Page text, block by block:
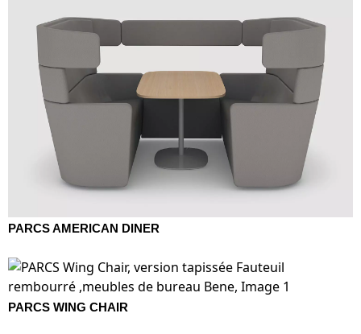
PARCS AMERICAN DINER
PARCS WING CHAIR